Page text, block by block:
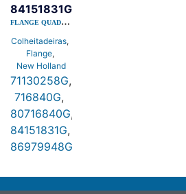
Colheitadeiras,
Flange,
New Holland
FLANGE QUADRADA 04 FUROS GE-45MM FURO GRAXEIRA
84151831G
71130258G,
716840G,
80716840G,
84151831G,
86979948G